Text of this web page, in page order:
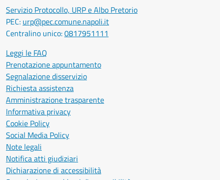
Servizio Protocollo, URP e Albo Pretorio
PEC: urp@pec.comune.napoli.it
Centralino unico:0817951111
Leggi le FAQ
Prenotazione appuntamento
Segnalazione disservizio
Richiesta assistenza
Amministrazione trasparente
Informativa privacy
Cookie Policy
Social Media Policy
Note legali
Notifica atti giudiziari
Dichiarazione di accessibilità